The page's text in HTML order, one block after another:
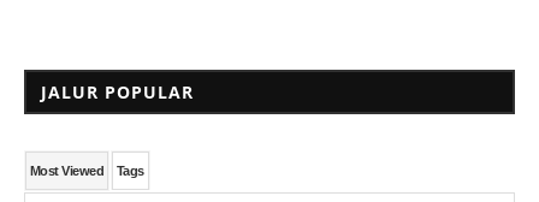
JALUR POPULAR
Most Viewed Tags